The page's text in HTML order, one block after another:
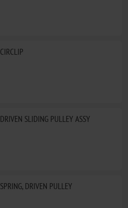
CIRCLIP
DRIVEN SLIDING PULLEY ASSY
SPRING, DRIVEN PULLEY